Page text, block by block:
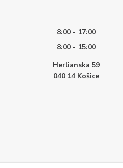
8:00 - 17:00
8:00 - 15:00
Herlianska 59
040 14 Košice